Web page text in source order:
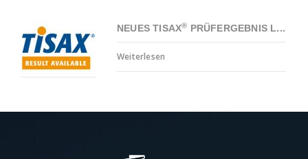
NEUES TISAX® PRÜFERGEBNIS L...
Weiterlesen